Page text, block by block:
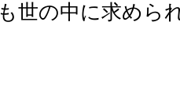
世の中に求めら